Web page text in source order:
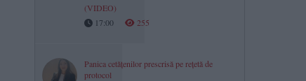
(VIDEO)
17:00
255
Panica cetățenilor prescrisă pe rețetă de
protocol